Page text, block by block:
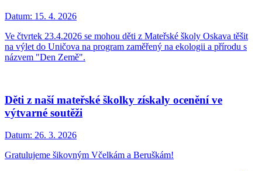
Datum: 15. 4. 2026
Ve čtvrtek 23.4.2026 se mohou děti z Mateřské školy Oskava těšit
na výlet do Uničova na program zaměřený na ekologii a přírodu s
názvem "Den Země".
Děti z naší mateřské školky získaly ocenění ve
výtvarné soutěži
Datum: 26. 3. 2026
Gratulujeme šikovným Včelkám a Beruškám!